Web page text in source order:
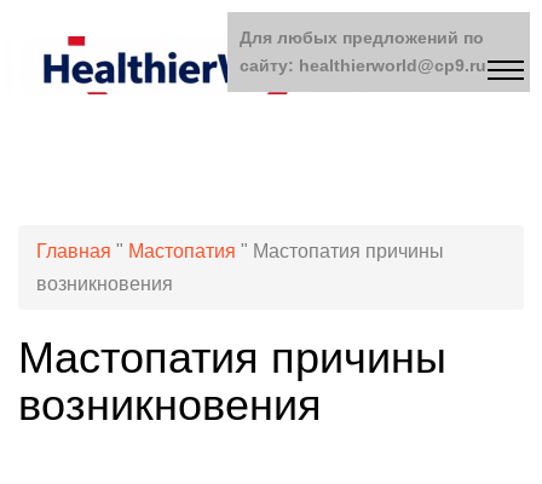
Главная " Мастопатия " Мастопатия причины
возникновения
Мастопатия причины
возникновения
Для любых предложений по
сайту: healthierworld@cp9.ru